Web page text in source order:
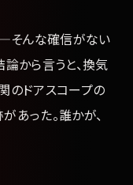
そんな確信がない
から言うと、換気
のドアスコープの
あった。誰かが、